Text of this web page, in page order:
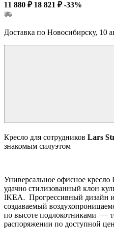
11 880 ₽ 18 821 ₽ -33%
Доставка по Новосибирску, 10
Кресло для сотрудников Lars
знакомым силуэтом
Универсальное офисное
удачно стилизованный клон
IKEA. Прогрессивный дизайн
создаваемый
по высоте подлокотниками —
распоряжении по доступной